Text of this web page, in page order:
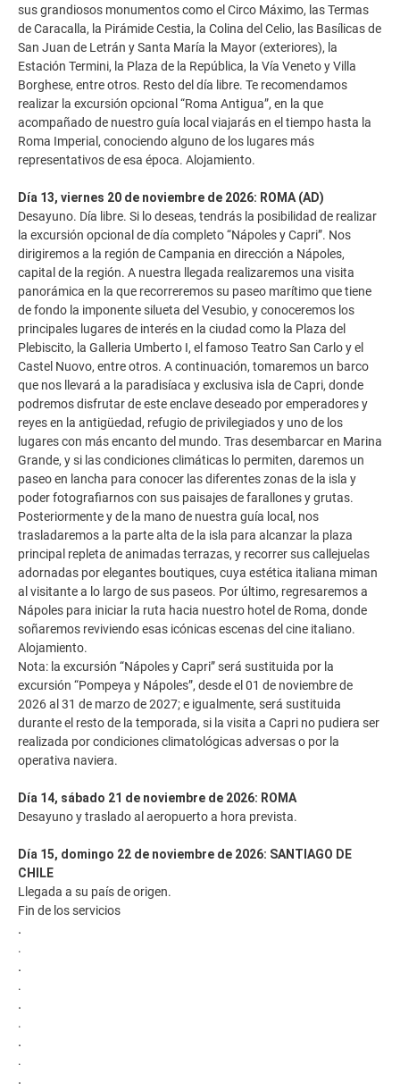
sus grandiosos monumentos como el Circo Máximo, las Termas
de Caracalla, la Pirámide Cestia, la Colina del Celio, las Basílicas de
San Juan de Letrán y Santa María la Mayor (exteriores), la
Estación Termini, la Plaza de la República, la Vía Veneto y Villa
Borghese, entre otros. Resto del día libre. Te recomendamos
realizar la excursión opcional “Roma Antigua”, en la que
acompañado de nuestro guía local viajarás en el tiempo hasta la
Roma Imperial, conociendo alguno de los lugares más
representativos de esa época. Alojamiento.
Día 13, viernes 20 de noviembre de 2026: ROMA (AD)
Desayuno. Día libre. Si lo deseas, tendrás la posibilidad de realizar
la excursión opcional de día completo “Nápoles y Capri”. Nos
dirigiremos a la región de Campania en dirección a Nápoles,
capital de la región. A nuestra llegada realizaremos una visita
panorámica en la que recorreremos su paseo marítimo que tiene
de fondo la imponente silueta del Vesubio, y conoceremos los
principales lugares de interés en la ciudad como la Plaza del
Plebiscito, la Galleria Umberto I, el famoso Teatro San Carlo y el
Castel Nuovo, entre otros. A continuación, tomaremos un barco
que nos llevará a la paradisíaca y exclusiva isla de Capri, donde
podremos disfrutar de este enclave deseado por emperadores y
reyes en la antigüedad, refugio de privilegiados y uno de los
lugares con más encanto del mundo. Tras desembarcar en Marina
Grande, y si las condiciones climáticas lo permiten, daremos un
paseo en lancha para conocer las diferentes zonas de la isla y
poder fotografiarnos con sus paisajes de farallones y grutas.
Posteriormente y de la mano de nuestra guía local, nos
trasladaremos a la parte alta de la isla para alcanzar la plaza
principal repleta de animadas terrazas, y recorrer sus callejuelas
adornadas por elegantes boutiques, cuya estética italiana miman
al visitante a lo largo de sus paseos. Por último, regresaremos a
Nápoles para iniciar la ruta hacia nuestro hotel de Roma, donde
soñaremos reviviendo esas icónicas escenas del cine italiano.
Alojamiento.
Nota: la excursión “Nápoles y Capri” será sustituida por la
excursión “Pompeya y Nápoles”, desde el 01 de noviembre de
2026 al 31 de marzo de 2027; e igualmente, será sustituida
durante el resto de la temporada, si la visita a Capri no pudiera ser
realizada por condiciones climatológicas adversas o por la
operativa naviera.
Día 14, sábado 21 de noviembre de 2026: ROMA
Desayuno y traslado al aeropuerto a hora prevista.
Día 15, domingo 22 de noviembre de 2026: SANTIAGO DE
CHILE
Llegada a su país de origen.
Fin de los servicios
.
.
.
.
.
.
.
.
.